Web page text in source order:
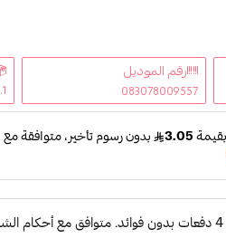
رقم الموديل
083078009557